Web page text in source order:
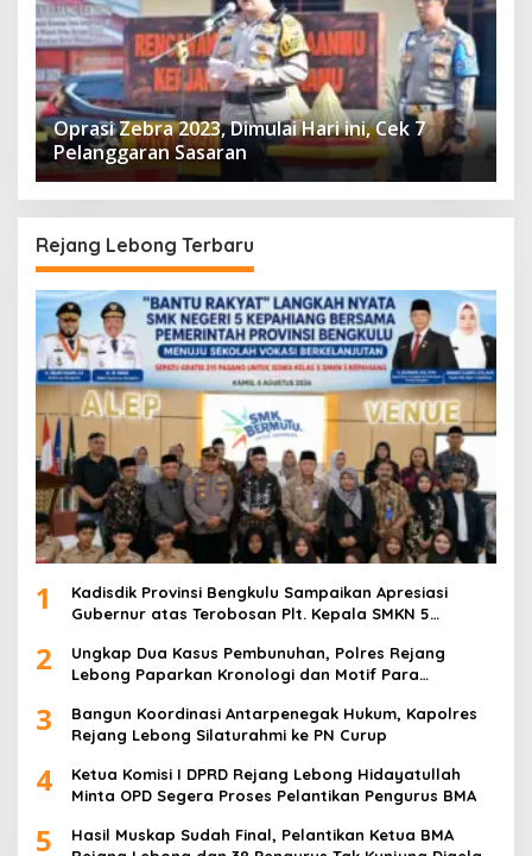
Oprasi Zebra 2023, Dimulai Hari ini, Cek 7
Pelanggaran Sasaran
Rejang Lebong Terbaru
1
Kadisdik Provinsi Bengkulu Sampaikan Apresiasi
Gubernur atas Terobosan Plt. Kepala SMKN 5
2
Ungkap Dua Kasus Pembunuhan, Polres Rejang
Lebong Paparkan Kronologi dan Motif Para
3
Bangun Koordinasi Antarpenegak Hukum, Kapolres
Rejang Lebong Silaturahmi ke PN Curup
4
Ketua Komisi I DPRD Rejang Lebong Hidayatullah
Minta OPD Segera Proses Pelantikan Pengurus BMA
5
Hasil Muskap Sudah Final, Pelantikan Ketua BMA